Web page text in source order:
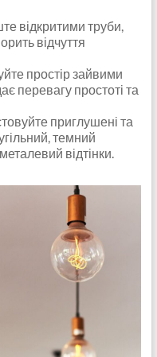
відкритими труби,
відчуття
простір зайвими
перевагу простоті та
приглушені та
темний
відтінки.